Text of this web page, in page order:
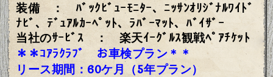
装備 ： ﾊﾞｯｸﾋﾞｭｰﾓﾆﾀｰ、ﾆｯｻﾝｵﾘｼﾞﾅﾙﾜｲﾄﾞ
ﾅﾋﾞ、ﾃﾞｭｱﾙｶｰﾍﾟｯﾄ、ﾗﾊﾞｰﾏｯﾄ、ﾊﾞｲｻﾞｰ
当社のｻｰﾋﾞｽ ： 楽天ｲｰｸﾞﾙｽ観戦ﾍﾟｱﾁｹｯﾄ
＊＊ｺｱﾗｸﾗﾌﾞ お車検プラン＊＊
リース期間：60ケ月（5年プラン）